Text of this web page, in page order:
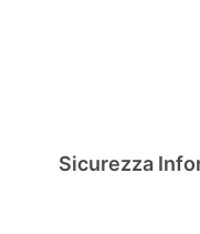
Sicurezza